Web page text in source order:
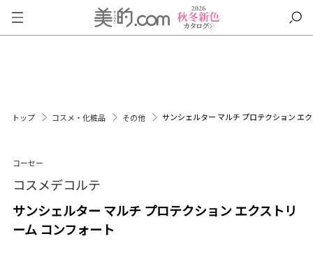
トップ コスメ・化粧品 その他 サンシェルター マルチ プロテクション エ
コーセー
コスメデコルテ
サンシェルター マルチ プロテクション エクストリ
ーム コンフォート